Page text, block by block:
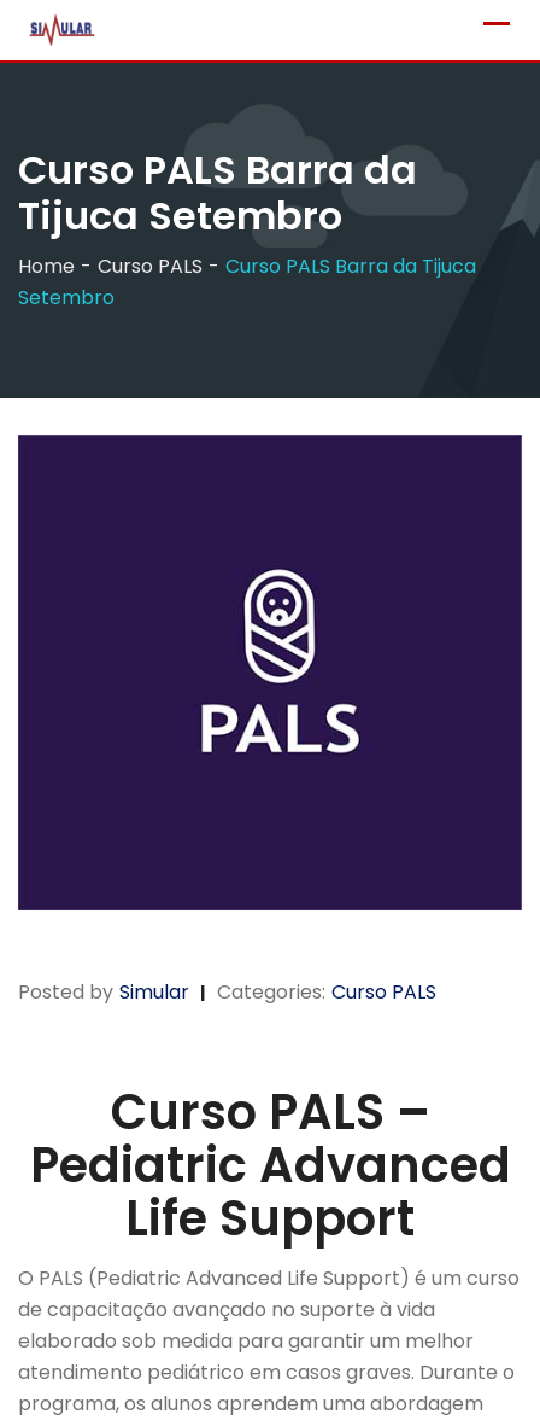
Curso PALS Barra da
Tijuca Setembro
Home Curso PALS
Curso PALS Barra da Tijuca
Setembro
Posted by Simular Categories: Curso PALS
Curso PALS –
Pediatric Advanced
Life Support
O PALS (Pediatric Advanced Life Support) é um curso
de capacitação avançado no suporte à vida
elaborado sob medida para garantir um melhor
atendimento pediátrico em casos graves. Durante o
programa, os alunos aprendem uma abordagem